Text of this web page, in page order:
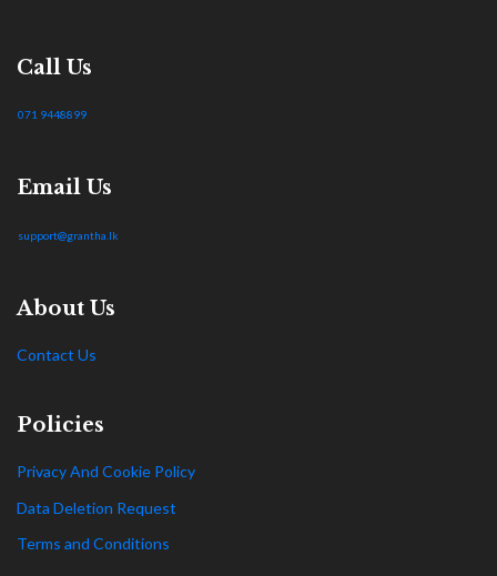
Call Us
071 9448899
Email Us
support@grantha.lk
About Us
Contact Us
Policies
Privacy And Cookie Policy
Data Deletion Request
Terms and Conditions